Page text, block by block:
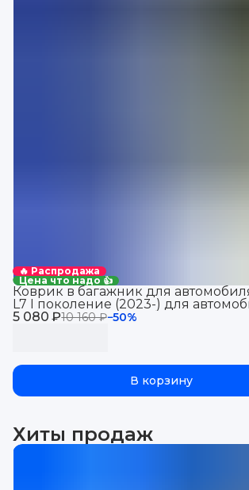
🔥 Распродажа
Цена что надо 👍
5 080 ₽10 160 ₽−50%
Коврик в багажник для
L7 I поколение (2023-) для
Лисян Ли 7 (2023-)с бортиками,
В корзину
Хиты продаж